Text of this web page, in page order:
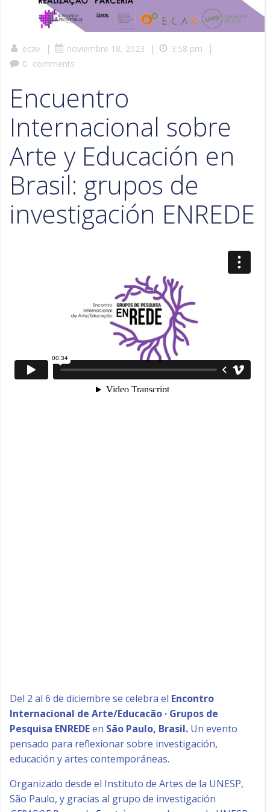
ecav | noviembre 18, 2023 | 3:58 pm |
0 comments
Encuentro
Internacional sobre
Arte y Educación en
Brasil: grupos de
investigación ENREDE
Del 2 al 6 de diciembre se celebra el Encontro
Internacional de Arte/Educacão · Grupos de
Pesquisa ENREDEen São Paulo, Brasil. Un evento
pensado para reflexionar sobre investigación,
educación y artes contemporáneas.
Organizado desde el Instituto de Artes de la UNESP,
São Paulo, y gracias al grupo de investigación